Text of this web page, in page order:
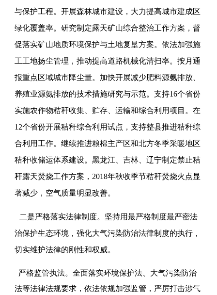
与保护工程。开展森林城市建设，大力提高城市建成区
绿化覆盖率。研究制定露天矿山综合整治工作方案，督
促落实矿山地质环境保护与土地复垦方案。依法加强施
工工地扬尘管理，推动提高道路机械化清扫率。按月通
报重点区域城市降尘量。加快开展减少肥料源氨排放、
养殖业源氨排放的技术措施研究与示范。支持16个省份
实施农作物秸秆收集、贮存、运输和综合利用项目。在
12个省份开展秸秆综合利用试点，支持整县推进秸秆综
合利用工作。继续推进粮棉主产区和北方冬季采暖地区
秸秆收储运体系建设。黑龙江、吉林、辽宁制定禁止秸
秆露天焚烧工作方案，2018年秋收季节秸秆焚烧火点显
著减少，空气质量明显改善。
二是严格落实法律制度。坚持用最严格制度最严密法
治保护生态环境，强化大气污染防治法律制度的执行，
切实维护法律的刚性和权威。
严格监管执法。全面落实环境保护法、大气污染防治
法等法律法规要求，依法依规加强监管，严厉打击涉气